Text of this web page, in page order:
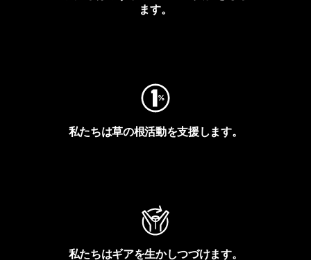
ます。
私たちは草の根活動を支援します。
私たちはギアを生かしつづけます。